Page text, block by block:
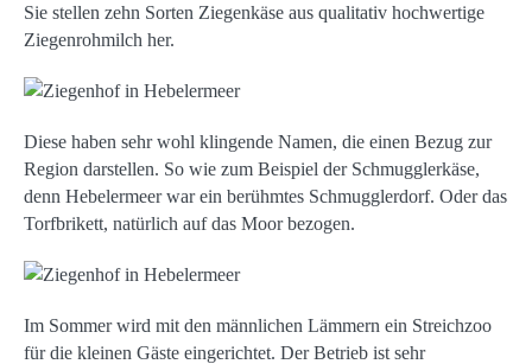
Sie stellen zehn Sorten Ziegenkäse aus qualitativ hochwertige
Ziegenrohmilch her.
Diese haben sehr wohl klingende Namen, die einen Bezug zur
Region darstellen. So wie zum Beispiel der Schmugglerkäse,
denn Hebelermeer war ein berühmtes Schmugglerdorf. Oder das
Torfbrikett, natürlich auf das Moor bezogen.
Im Sommer wird mit den männlichen Lämmern ein Streichzoo
für die kleinen Gäste eingerichtet. Der Betrieb ist sehr